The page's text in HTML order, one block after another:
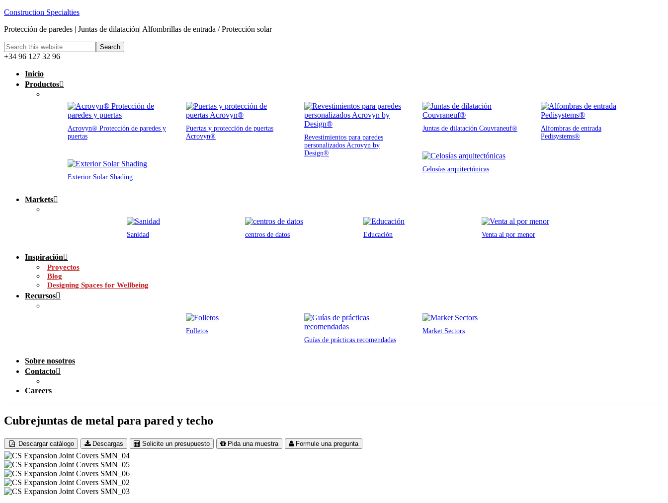
Construction Specialties
Protección de paredes | Juntas de dilatación| Alfombrillas de entrada / Protección solar
+34 96 127 32 96
Inicio
Productos
Acrovyn® Protección de paredes y
puertas
Puertas y protección de puertas
Acrovyn®
Revestimientos para paredes
personalizados Acrovyn by
Design®
Juntas de dilatación Couvraneuf®
Alfombras de entrada
Pedisystems®
Celosías arquitectónicas
Exterior Solar Shading
Markets
Sanidad centros de datos Educación Venta al por menor
Inspiración
Proyectos
Blog
Designing Spaces for Wellbeing
Recursos
Folletos
Guías de prácticas recomendadas
Market Sectors
Sobre nosotros
Contacto
Careers
Cubrejuntas de metal para pared y techo
Descargar catálogo Descargas Solicite un presupuesto Pida una muestra Formule una pregunta